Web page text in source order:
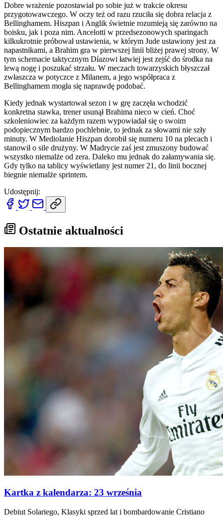
Dobre wrażenie pozostawiał po sobie już w trakcie okresu
przygotowawczego. W oczy też od razu rzuciła się dobra relacja z
Bellinghamem. Hiszpan i Anglik świetnie rozumieją się zarówno na
boisku, jak i poza nim. Ancelotti w przedsezonowych sparingach
kilkukrotnie próbował ustawienia, w którym Jude ustawiony jest za
napastnikami, a Brahim gra w pierwszej linii bliżej prawej strony. W
tym schemacie taktycznym Díazowi łatwiej jest zejść do środka na
lewą nogę i poszukać strzału. W meczach towarzyskich błyszczał
zwłaszcza w potyczce z Milanem, a jego współpraca z
Bellinghamem mogła się naprawdę podobać.
Kiedy jednak wystartował sezon i w grę zaczęła wchodzić
konkretna stawka, trener usunął Brahima nieco w cień. Choć
szkoleniowiec za każdym razem wypowiadał się o swoim
podopiecznym bardzo pochlebnie, to jednak za słowami nie szły
minuty. W Mediolanie Hiszpan dorobił się numeru 10 na plecach i
stanowił o sile drużyny. W Madrycie zaś jest zmuszony budować
wszystko niemalże od zera. Daleko mu jednak do załamywania się.
Gdy tylko na tablicy wyświetlany jest numer 21, do linii bocznej
biegnie niemalże sprintem.
Udostępnij:
Ostatnie aktualności
Kartka z kalendarza: 23 września
Debiut Solariego, Klasyki sprzed lat i bombardowanie Cristiano